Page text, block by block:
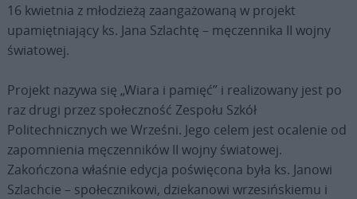
16 kwietnia z młodzieżą zaangażowaną w projekt
upamiętniający ks. Jana Szlachtę – męczennika II wojny
światowej.
Projekt nazywa się „Wiara i pamięć” i realizowany jest po
raz drugi przez społeczność Zespołu Szkół
Politechnicznych we Wrześni. Jego celem jest ocalenie od
zapomnienia męczenników II wojny światowej.
Zakończona właśnie edycja poświęcona była ks. Janowi
Szlachcie – społecznikowi, dziekanowi wrzesińskiemu i